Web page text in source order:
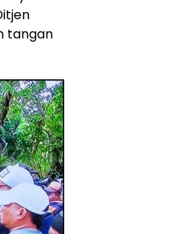
tangan